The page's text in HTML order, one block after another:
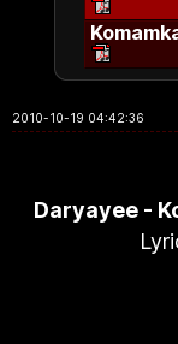
2010-10-19 04:42:36
Daryayee -